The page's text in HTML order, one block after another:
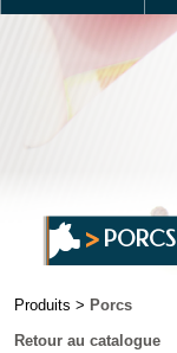
PORCS
Produits > Porcs
Retour au catalogue